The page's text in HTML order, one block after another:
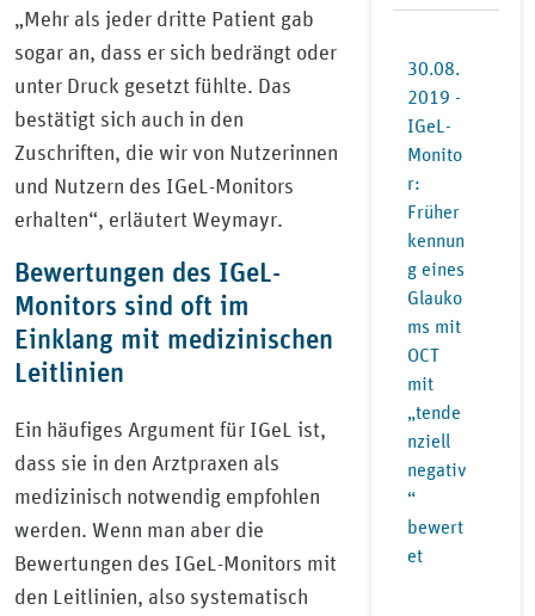
„Mehr als jeder dritte Patient gab
sogar an, dass er sich bedrängt oder
unter Druck gesetzt fühlte. Das
bestätigt sich auch in den
Zuschriften, die wir von Nutzerinnen
und Nutzern des IGeL-Monitors
erhalten“, erläutert Weymayr.
Bewertungen des IGeL-
Monitors sind oft im
Einklang mit medizinischen
Leitlinien
Ein häufiges Argument für IGeL ist,
dass sie in den Arztpraxen als
medizinisch notwendig empfohlen
werden. Wenn man aber die
Bewertungen des IGeL-Monitors mit
den Leitlinien, also systematisch
30.08.
2019 -
IGeL-
Monito
r:
Früher
kennun
g eines
Glauko
ms mit
OCT
mit
„tende
nziell
negativ
“
bewert
et